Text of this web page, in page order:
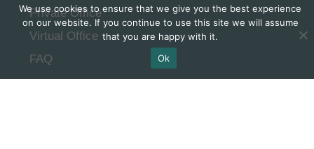
Private Office
Virtual Office
FAQ
We use cookies to ensure that we give you the best experience
on our website. If you continue to use this site we will assume
that you are happy with it.
Ok